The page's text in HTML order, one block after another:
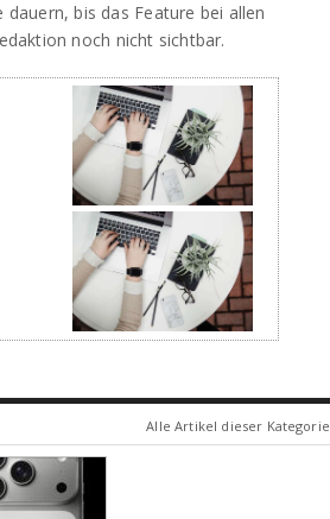
bis das Feature bei allen
noch nicht sichtbar.
Alle Artikel dieser Kategorie